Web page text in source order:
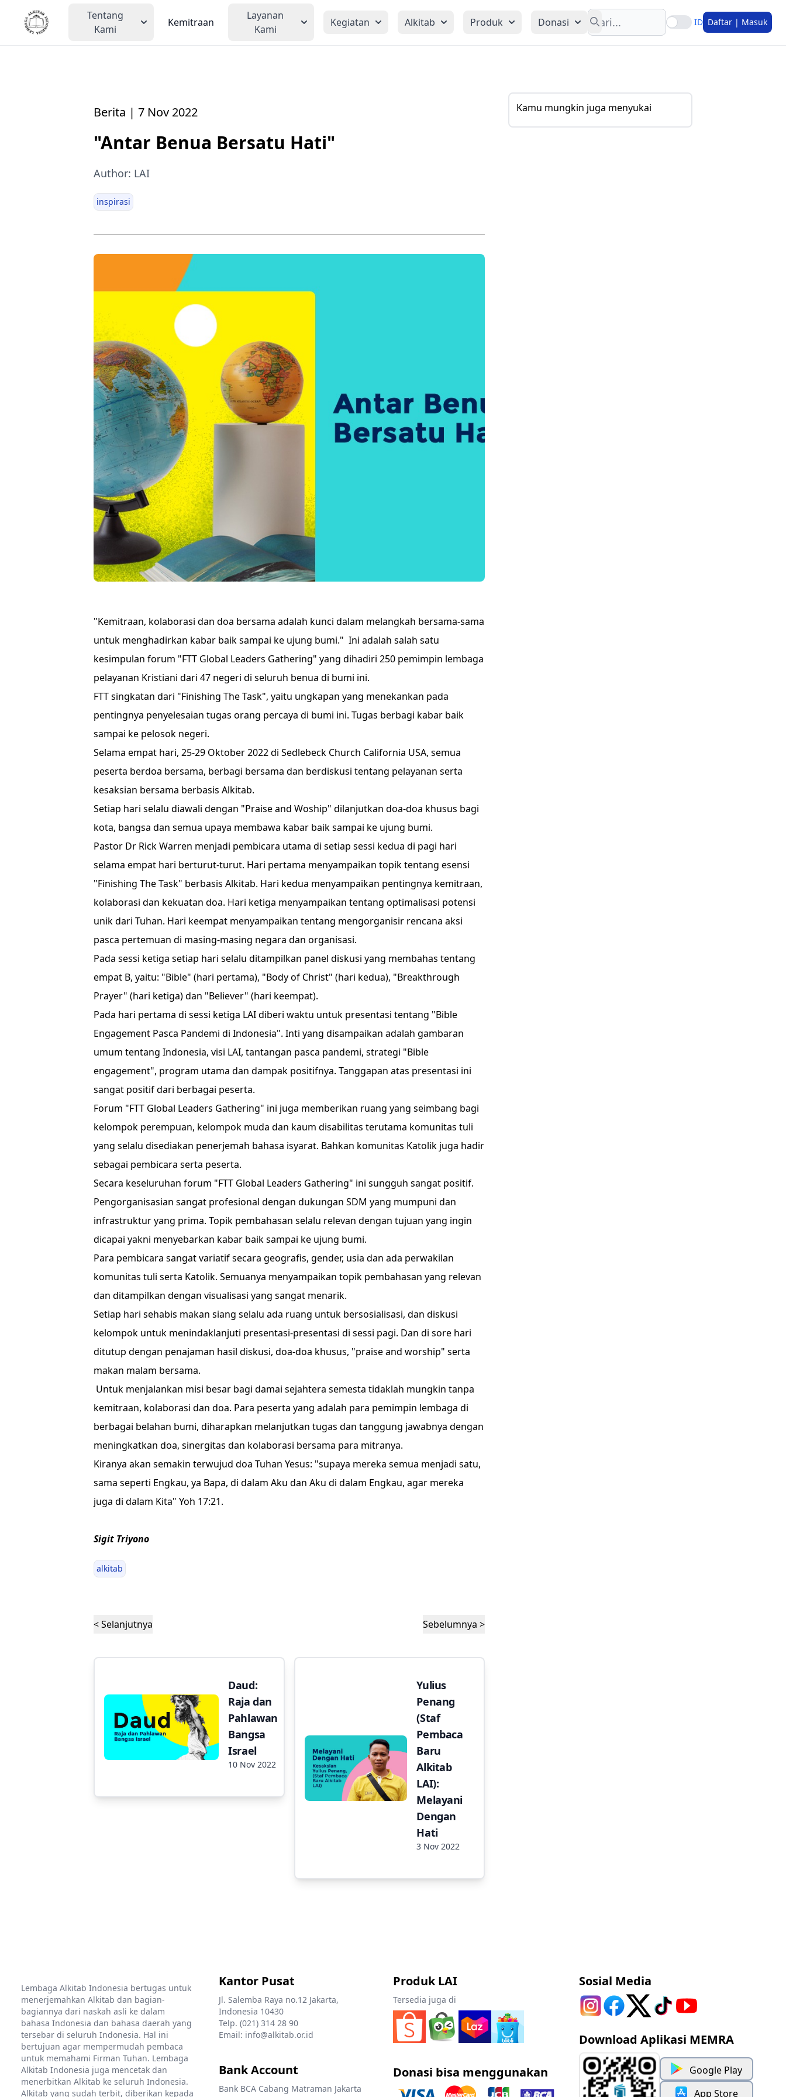
Tentang
Kami
Kemitraan
Layanan
Kami
Kegiatan Alkitab Produk Donasi
Search
ID Daftar | Masuk
Berita | 7 Nov 2022
"Antar Benua Bersatu Hati"
Author: LAI
inspirasi
"Kemitraan, kolaborasi dan doa bersama adalah kunci dalam melangkah bersama-sama
untuk menghadirkan kabar baik sampai ke ujung bumi." Ini adalah salah satu
kesimpulan forum "FTT Global Leaders Gathering" yang dihadiri 250 pemimpin lembaga
pelayanan Kristiani dari 47 negeri di seluruh benua di bumi ini.
FTT singkatan dari "Finishing The Task", yaitu ungkapan yang menekankan pada
pentingnya penyelesaian tugas orang percaya di bumi ini. Tugas berbagi kabar baik
sampai ke pelosok negeri.
Selama empat hari, 25-29 Oktober 2022 di Sedlebeck Church California USA, semua
peserta berdoa bersama, berbagi bersama dan berdiskusi tentang pelayanan serta
kesaksian bersama berbasis Alkitab.
Setiap hari selalu diawali dengan "Praise and Woship" dilanjutkan doa-doa khusus bagi
kota, bangsa dan semua upaya membawa kabar baik sampai ke ujung bumi.
Pastor Dr Rick Warren menjadi pembicara utama di setiap sessi kedua di pagi hari
selama empat hari berturut-turut. Hari pertama menyampaikan topik tentang esensi
"Finishing The Task" berbasis Alkitab. Hari kedua menyampaikan pentingnya kemitraan,
kolaborasi dan kekuatan doa. Hari ketiga menyampaikan tentang optimalisasi potensi
unik dari Tuhan. Hari keempat menyampaikan tentang mengorganisir rencana aksi
pasca pertemuan di masing-masing negara dan organisasi.
Pada sessi ketiga setiap hari selalu ditampilkan panel diskusi yang membahas tentang
empat B, yaitu: "Bible" (hari pertama), "Body of Christ" (hari kedua), "Breakthrough
Prayer" (hari ketiga) dan "Believer" (hari keempat).
Pada hari pertama di sessi ketiga LAI diberi waktu untuk presentasi tentang "Bible
Engagement Pasca Pandemi di Indonesia". Inti yang disampaikan adalah gambaran
umum tentang Indonesia, visi LAI, tantangan pasca pandemi, strategi "Bible
engagement", program utama dan dampak positifnya. Tanggapan atas presentasi ini
sangat positif dari berbagai peserta.
Forum "FTT Global Leaders Gathering" ini juga memberikan ruang yang seimbang bagi
kelompok perempuan, kelompok muda dan kaum disabilitas terutama komunitas tuli
yang selalu disediakan penerjemah bahasa isyarat. Bahkan komunitas Katolik juga hadir
sebagai pembicara serta peserta.
Secara keseluruhan forum "FTT Global Leaders Gathering" ini sungguh sangat positif.
Pengorganisasian sangat profesional dengan dukungan SDM yang mumpuni dan
infrastruktur yang prima. Topik pembahasan selalu relevan dengan tujuan yang ingin
dicapai yakni menyebarkan kabar baik sampai ke ujung bumi.
Para pembicara sangat variatif secara geografis, gender, usia dan ada perwakilan
komunitas tuli serta Katolik. Semuanya menyampaikan topik pembahasan yang relevan
dan ditampilkan dengan visualisasi yang sangat menarik.
Setiap hari sehabis makan siang selalu ada ruang untuk bersosialisasi, dan diskusi
kelompok untuk menindaklanjuti presentasi-presentasi di sessi pagi. Dan di sore hari
ditutup dengan penajaman hasil diskusi, doa-doa khusus, "praise and worship" serta
makan malam bersama.
Untuk menjalankan misi besar bagi damai sejahtera semesta tidaklah mungkin tanpa
kemitraan, kolaborasi dan doa. Para peserta yang adalah para pemimpin lembaga di
berbagai belahan bumi, diharapkan melanjutkan tugas dan tanggung jawabnya dengan
meningkatkan doa, sinergitas dan kolaborasi bersama para mitranya.
Kiranya akan semakin terwujud doa Tuhan Yesus: "supaya mereka semua menjadi satu,
sama seperti Engkau, ya Bapa, di dalam Aku dan Aku di dalam Engkau, agar mereka
juga di dalam Kita" Yoh 17:21.
Sigit Triyono
alkitab
< Selanjutnya Sebelumnya >
Daud:
Raja dan
Pahlawan
Bangsa
Israel
10 Nov 2022
Yulius
Penang
(Staf
Pembaca
Baru
Alkitab
LAI):
Melayani
Dengan
Hati
3 Nov 2022
Kamu mungkin juga menyukai
Lembaga Alkitab Indonesia bertugas untuk
menerjemahkan Alkitab dan bagian-
bagiannya dari naskah asli ke dalam
bahasa Indonesia dan bahasa daerah yang
tersebar di seluruh Indonesia. Hal ini
bertujuan agar mempermudah pembaca
untuk memahami Firman Tuhan. Lembaga
Alkitab Indonesia juga mencetak dan
menerbitkan Alkitab ke seluruh Indonesia.
Alkitab yang sudah terbit, diberikan kepada
Kantor Pusat
Jl. Salemba Raya no.12 Jakarta,
Indonesia 10430
Telp. (021) 314 28 90
Email: info@alkitab.or.id
Bank Account
Bank BCA Cabang Matraman Jakarta
Produk LAI
Tersedia juga di
Donasi bisa menggunakan
Sosial Media
Download Aplikasi MEMRA
Google Play
App Store